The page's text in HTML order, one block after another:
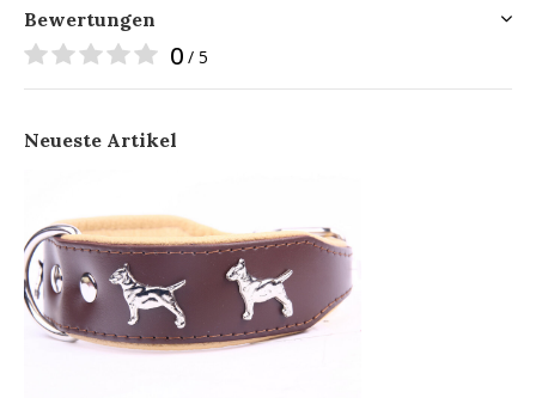
Bewertungen
0 / 5
Neueste Artikel